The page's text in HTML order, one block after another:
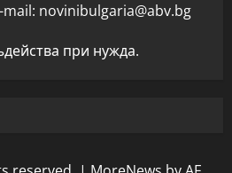
mail: novinibulgaria@abv.bg
при нужда.